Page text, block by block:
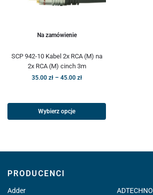
Na zamówienie
SCP 942-10 Kabel 2x RCA (M) na
2x RCA (M) cinch 3m
35.00 zł – 45.00 zł
Wybierz opcje
PRODUCENCI
Adder
ADTECHNO